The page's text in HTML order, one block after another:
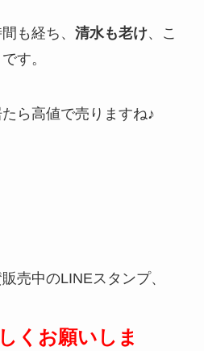
も経ち、 清水も老け、こ
す。
ら高値で売りますね♪
売中のLINEスタンプ、
くお願いしま